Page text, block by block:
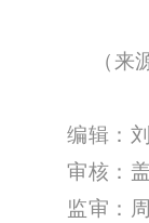
（来
编辑：
审核：
监审：